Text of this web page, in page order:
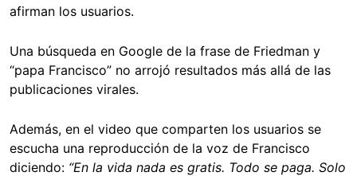
afirman los usuarios.
Una búsqueda en Google de la frase de Friedman y
“papa Francisco” no arrojó resultados más allá de las
publicaciones virales.
Además, en el video que comparten los usuarios se
escucha una reproducción de la voz de Francisco
diciendo: “En la vida nada es gratis. Todo se paga. Solo